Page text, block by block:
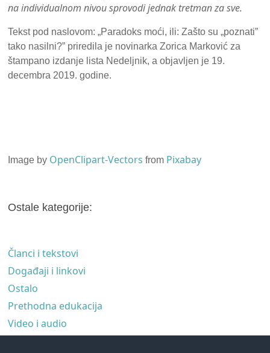
na individualnom nivou sprovodi jednak tretman za sve.
Tekst pod naslovom: „Paradoks moći, ili: Zašto su „poznati”
tako nasilni?” priredila je novinarka Zorica Marković za
štampano izdanje lista Nedeljnik, a objavljen je 19.
decembra 2019. godine.
Image by OpenClipart-Vectors from Pixabay
Ostale kategorije:
Članci i tekstovi
Događaji i linkovi
Ostalo
Prethodna edukacija
Video i audio